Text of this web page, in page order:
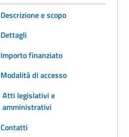
Descrizione e scopo
Dettagli
Importo finanziato
Modalità di accesso
Atti legislativi e
amministrativi
Contatti